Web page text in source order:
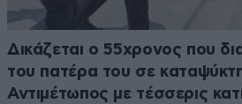
Δικάζεται ο 55χρονος που
του πατέρα του σε
Αντιμέτωπος με τέσσερις